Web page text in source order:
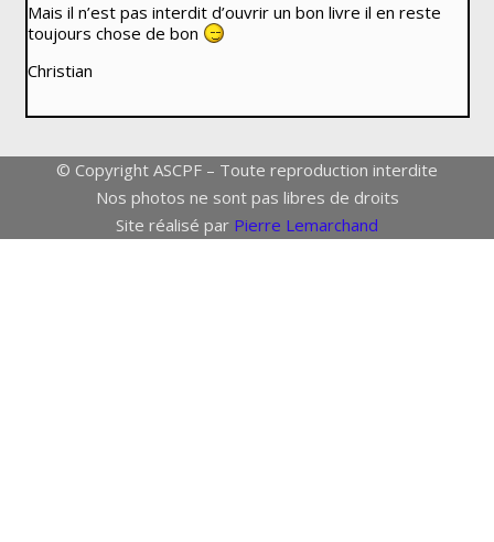
Mais il n’est pas interdit d’ouvrir un bon livre il en reste
toujours chose de bon
Christian
© Copyright ASCPF – Toute reproduction interdite
Nos photos ne sont pas libres de droits
Site réalisé par Pierre Lemarchand